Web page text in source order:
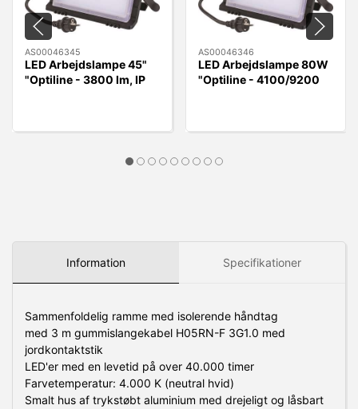
AS00046345
LED Arbejdslampe 45"
"Optiline - 3800 lm, IP
AS00046346
LED Arbejdslampe 80W
"Optiline - 4100/9200
Information Specifikationer
Sammenfoldelig ramme med isolerende håndtag
med 3 m gummislangekabel H05RN-F 3G1.0 med
jordkontaktstik
LED'er med en levetid på over 40.000 timer
Farvetemperatur: 4.000 K (neutral hvid)
Smalt hus af trykstøbt aluminium med drejeligt og låsbart